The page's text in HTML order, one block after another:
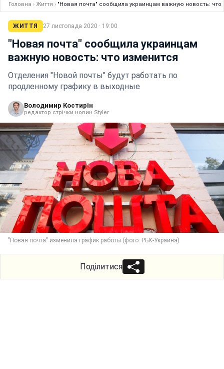
Головна › Життя › "Новая почта" сообщила украинцам важную новость: что
ЖИТТЯ 27 листопада 2020 · 19:00
"Новая почта" сообщила украинцам
важную новость: что изменится
Отделения "Новой почты" будут работать по
продленному графику в выходные
Володимир Костирін
редактор стрічки новин Styler
"Новая почта" изменила график работы (фото: РБК-Украина)
Поділитися